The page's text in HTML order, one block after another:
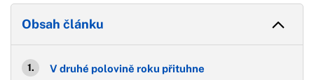
Obsah článku
V druhé polovině roku přituhne